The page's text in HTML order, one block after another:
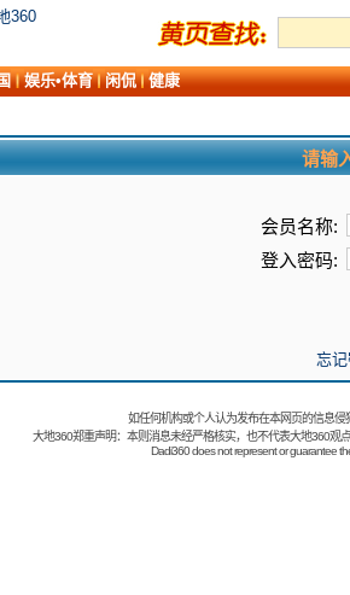
娱乐•体育 闲侃 健康
请输
会员名称:
登入密码:
忘
如任何机构或个人认为发布在本网页的信息
大地360郑重声明：本则消息未经严格核实，也不代表大地360观
Dadi360 does not represent or guarantee